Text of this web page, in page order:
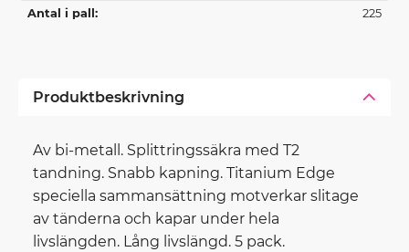
Antal i pall
225
Produktbeskrivning
Av bi-metall. Splittringssäkra med T2
tandning. Snabb kapning. Titanium Edge
speciella sammansättning motverkar slitage
av tänderna och kapar under hela
livslängden. Lång livslängd. 5 pack.